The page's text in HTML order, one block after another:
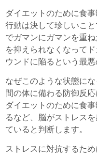
ダイエットのために食
行動は決して珍しいこ
でガマンにガマンを重
を抑えられなくなって
ウンドに陥るという最悪
なぜこのような状態に
間の体に備わる防御反応
ダイエットのために食
るなど、脳がストレス
ていると判断します。
ストレスに対抗するた